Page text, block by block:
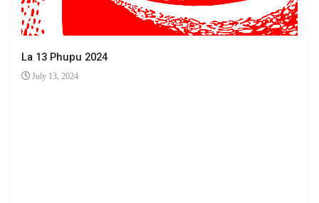
La 13 Phupu 2024
July 13, 2024